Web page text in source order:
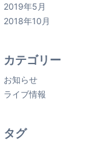
2019年5月
2018年10月
カテゴリー
お知らせ
ライブ情報
タグ